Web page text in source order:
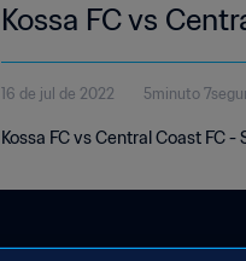
Kossa FC vs
16 de jul de 2022 5minuto
Kossa FC vs Central Coast FC